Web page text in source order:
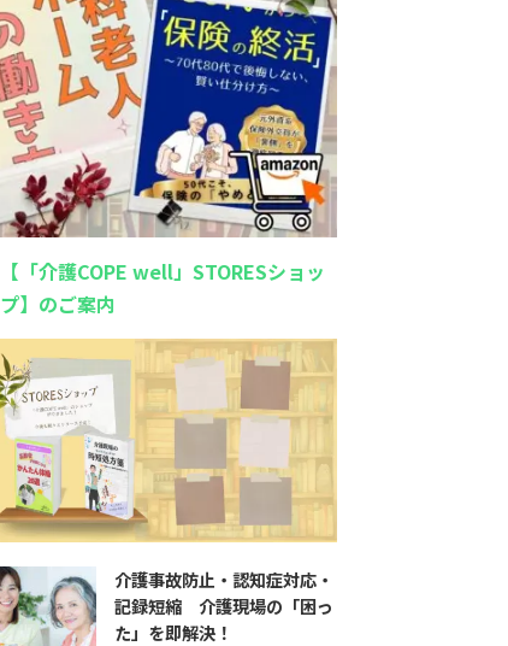
【「介護COPE well」STORESショッ
プ】のご案内
介護事故防止・認知症対応・
記録短縮 介護現場の「困っ
た」を即解決！